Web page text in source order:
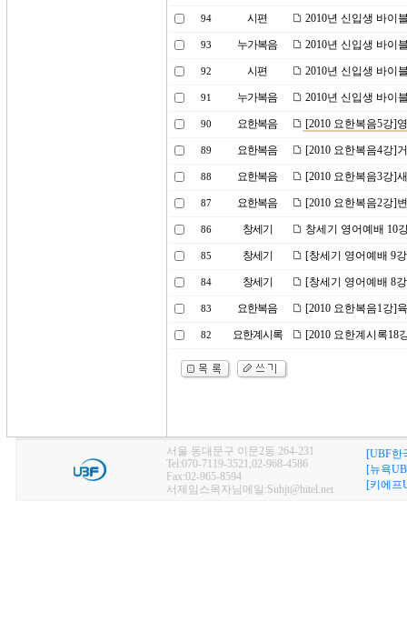
94 시편 2010년 신입생 바이
93 누가복음 2010년 신입생 바이
92 시편 2010년 신입생 바이
91 누가복음 2010년 신입생 바이
90 요한복음 [2010 요한복음5강]
89 요한복음 [2010 요한복음4강]
88 요한복음 [2010 요한복음3강]
87 요한복음 [2010 요한복음2강]
86 창세기 창세기 영어예배 10
85 창세기 [창세기 영어예배 9
84 창세기 [창세기 영어예배 8
83 요한복음 [2010 요한복음1강]
82 요한계시록 [2010 요한계시록18
서울 동대문구 이문2동 264-231
Tel:070-7119-3521,02-968-4586
Fax:02-965-8594
서제임스목자님메일:Suhjt@hitel.net
[UBF한
[뉴욕
[키에프